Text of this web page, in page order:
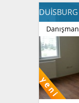
Danışman